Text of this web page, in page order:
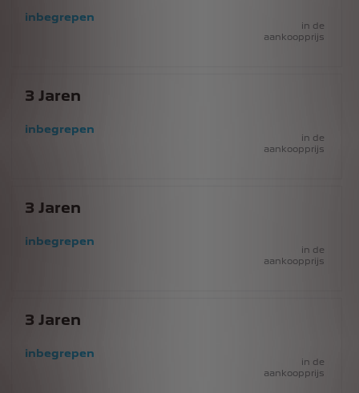
inbegrepen
in de
aankoopprijs
3 Jaren
inbegrepen
in de
aankoopprijs
3 Jaren
inbegrepen
in de
aankoopprijs
3 Jaren
inbegrepen
in de
aankoopprijs